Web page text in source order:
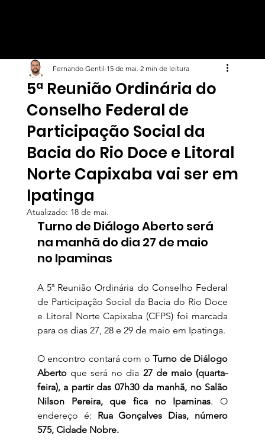
5ª Reunião Ordinária do
Conselho Federal de
Participação Social da
Bacia do Rio Doce e Litoral
Norte Capixaba vai ser em
Ipatinga
Fernando Gentil 15 de mai. 2 min de leitura
Atualizado: 18 de mai.
Turno de Diálogo Aberto será
na manhã do dia 27 de maio
no Ipaminas
A 5ª Reunião Ordinária do Conselho Federal
de Participação Social da Bacia do Rio Doce
e Litoral Norte Capixaba (CFPS) foi marcada
para os dias 27, 28 e 29 de maio em Ipatinga.
O encontro contará com o Turno de Diálogo
Aberto que será no dia 27 de maio (quarta-
feira), a partir das 07h30 da manhã, no Salão
Nilson Pereira, que fica no Ipaminas. O
endereço é: Rua Gonçalves Dias, número
575, Cidade Nobre.